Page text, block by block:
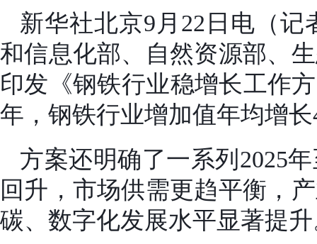
新华社北京9月22日电（
和信息化部、自然资源部、
印发《钢铁行业稳增长工作
年，钢铁行业增加值年均增
方案还明确了一系列2025
回升，市场供需更趋平衡，
碳、数字化发展水平显著提